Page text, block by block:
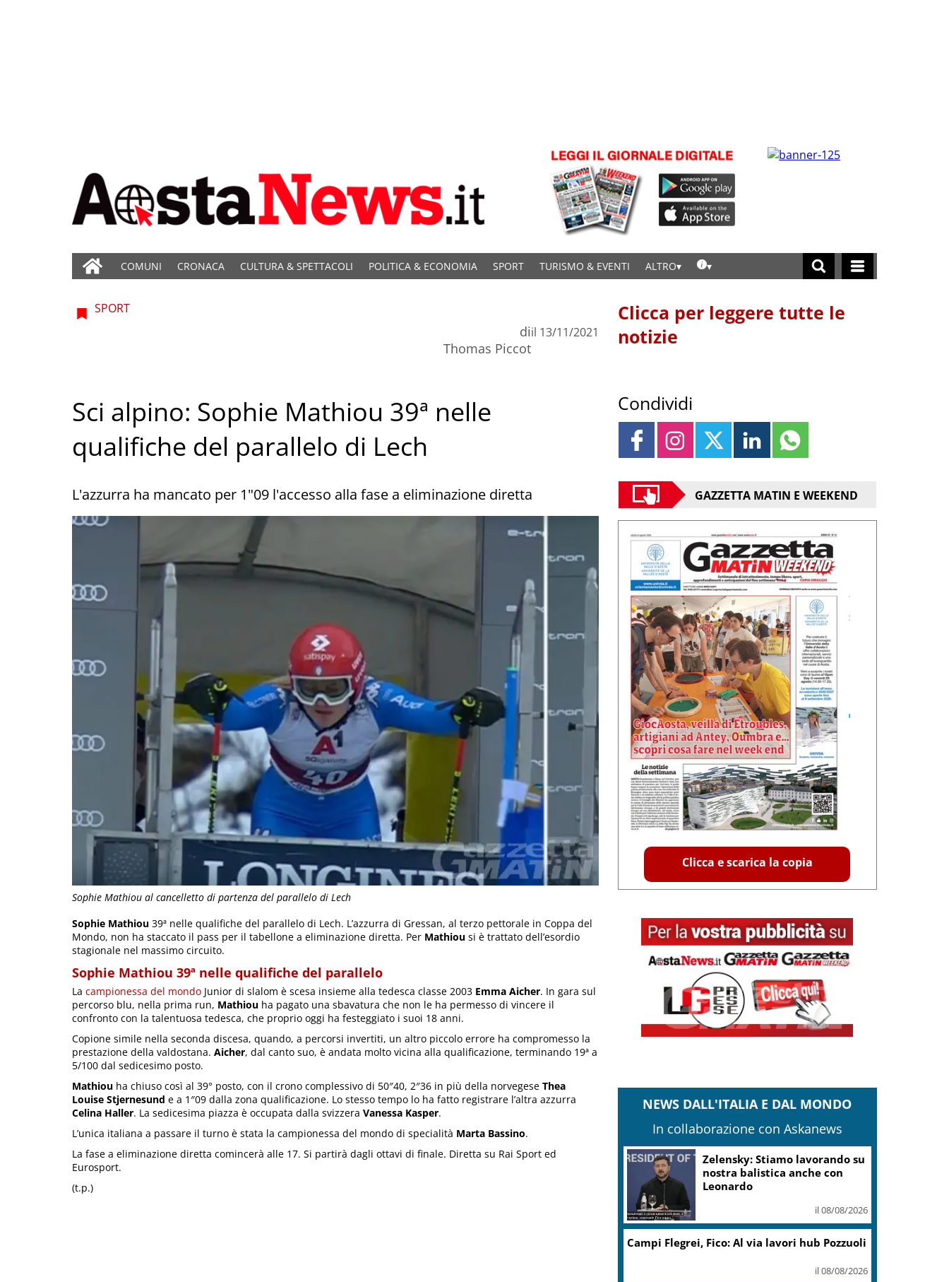
COMUNI CRONACA CULTURA & SPETTACOLI POLITICA & ECONOMIA SPORT TURISMO & EVENTI ALTRO
Sophie Mathiou al cancelletto di partenza del parallelo di Lech
SPORT
di
Thomas Piccot
il 13/11/2021
Sci alpino: Sophie Mathiou 39ª nelle
qualifiche del parallelo di Lech
L'azzurra ha mancato per 1"09 l'accesso alla fase a eliminazione diretta
Sophie Mathiou 39ª nelle qualifiche del parallelo di Lech. L’azzurra di Gressan, al terzo pettorale in Coppa del
Mondo, non ha staccato il pass per il tabellone a eliminazione diretta. Per Mathiou si è trattato dell’esordio
stagionale nel massimo circuito.
Sophie Mathiou 39ª nelle qualifiche del parallelo
La campionessa del mondo Junior di slalom è scesa insieme alla tedesca classe 2003 Emma Aicher. In gara sul
percorso blu, nella prima run, Mathiou ha pagato una sbavatura che non le ha permesso di vincere il
confronto con la talentuosa tedesca, che proprio oggi ha festeggiato i suoi 18 anni.
Copione simile nella seconda discesa, quando, a percorsi invertiti, un altro piccolo errore ha compromesso la
prestazione della valdostana. Aicher, dal canto suo, è andata molto vicina alla qualificazione, terminando 19ª a
5/100 dal sedicesimo posto.
Mathiou ha chiuso così al 39° posto, con il crono complessivo di 50″40, 2″36 in più della norvegese Thea
Louise Stjernesund e a 1″09 dalla zona qualificazione. Lo stesso tempo lo ha fatto registrare l’altra azzurra
Celina Haller. La sedicesima piazza è occupata dalla svizzera Vanessa Kasper.
L’unica italiana a passare il turno è stata la campionessa del mondo di specialità Marta Bassino.
La fase a eliminazione diretta comincerà alle 17. Si partirà dagli ottavi di finale. Diretta su Rai Sport ed
Eurosport.
(t.p.)
Clicca per leggere tutte le
notizie
Condividi
GAZZETTA MATIN E WEEKEND
Clicca e scarica la copia
NEWS DALL'ITALIA E DAL MONDO
In collaborazione con Askanews
Zelensky: Stiamo lavorando su
nostra balistica anche con
Leonardo
il 08/08/2026
Campi Flegrei, Fico: Al via lavori hub Pozzuoli
il 08/08/2026